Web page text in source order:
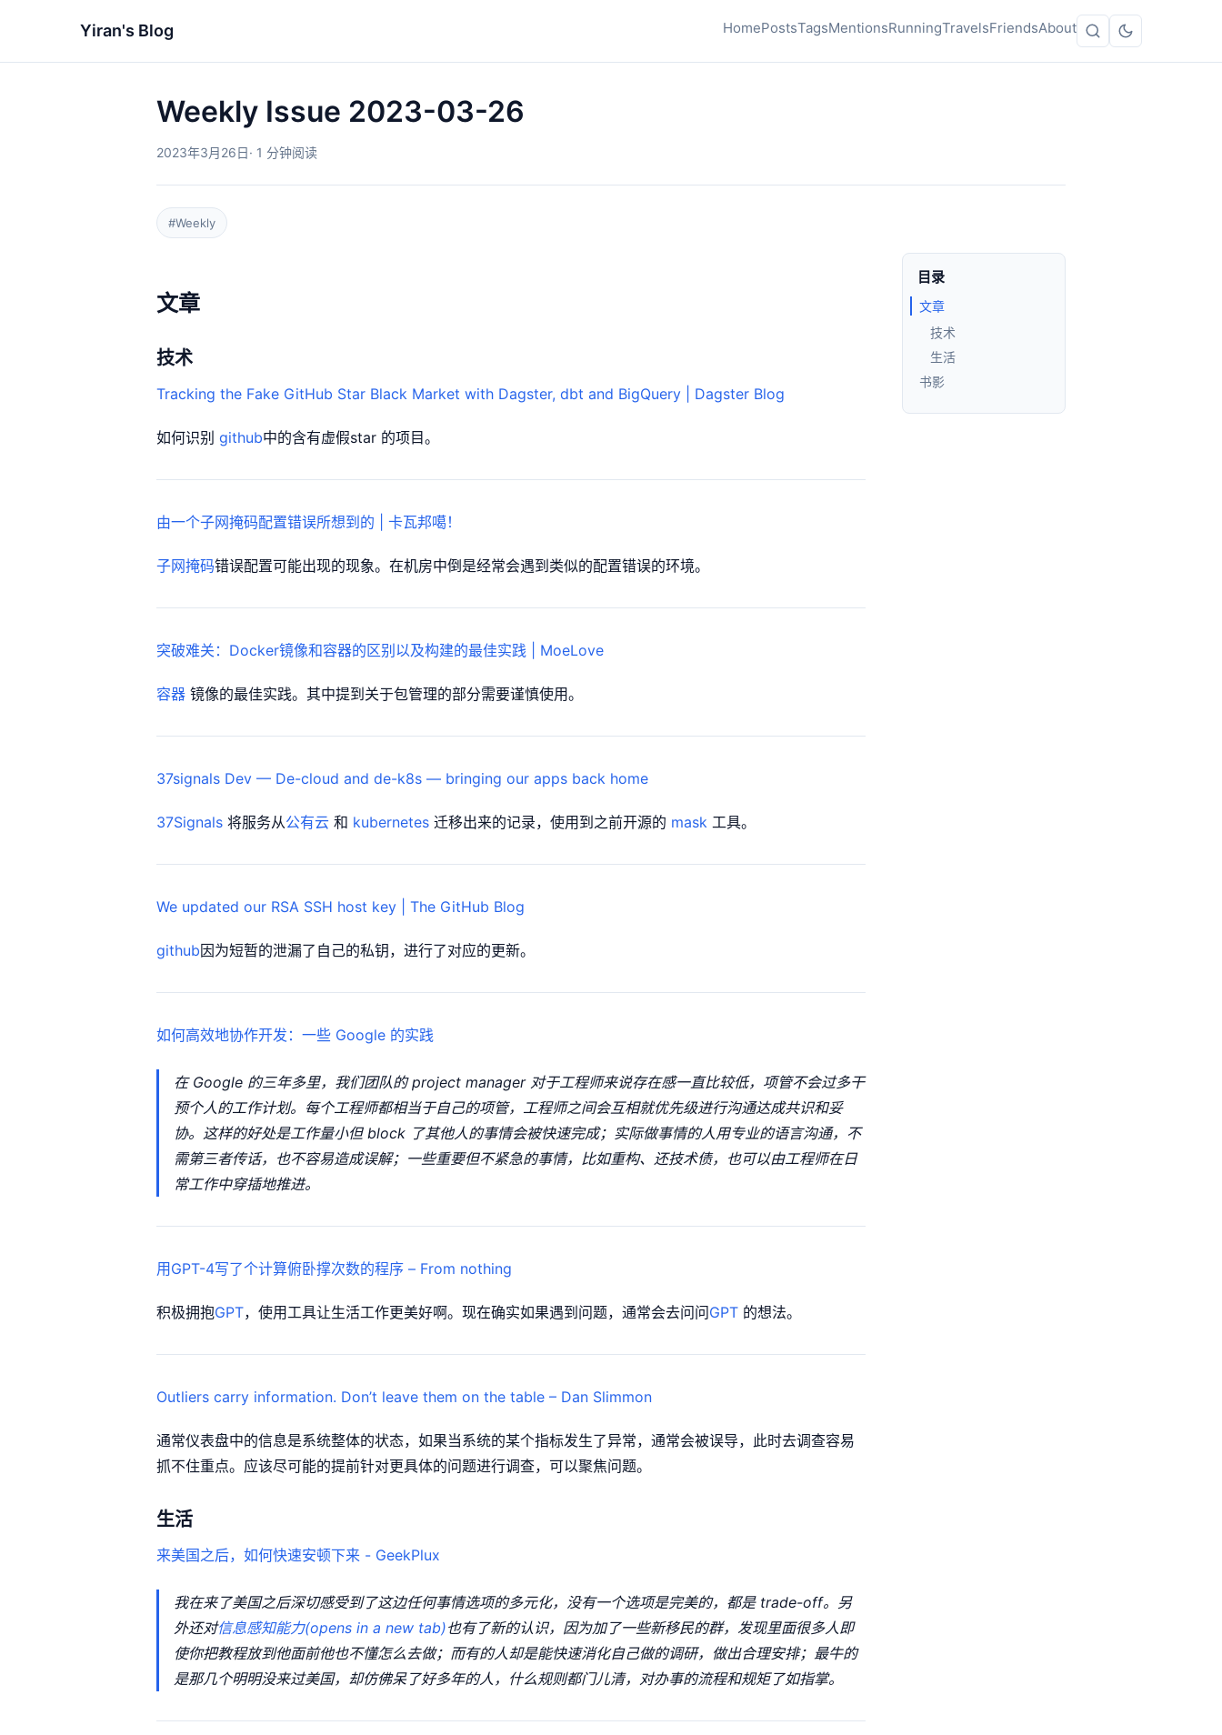
Yiran's Blog HomePostsTagsMentionsRunningTravelsFriendsAbout
Weekly Issue 2023-03-26
2023年3月26日· 1 分钟阅读
#Weekly
文章
技术
Tracking the Fake GitHub Star Black Market with Dagster, dbt and BigQuery | Dagster Blog
如何识别 github中的含有虚假star 的项目。
由一个子网掩码配置错误所想到的 | 卡瓦邦噶！
子网掩码错误配置可能出现的现象。在机房中倒是经常会遇到类似的配置错误的环境。
突破难关：Docker镜像和容器的区别以及构建的最佳实践 | MoeLove
容器 镜像的最佳实践。其中提到关于包管理的部分需要谨慎使用。
37signals Dev — De-cloud and de-k8s — bringing our apps back home
37Signals 将服务从公有云 和 kubernetes 迁移出来的记录，使用到之前开源的 mask 工具。
We updated our RSA SSH host key | The GitHub Blog
github因为短暂的泄漏了自己的私钥，进行了对应的更新。
如何高效地协作开发：一些 Google 的实践
在 Google 的三年多里，我们团队的 project manager 对于工程师来说存在感一直比较低，项管不会过多干
预个人的工作计划。每个工程师都相当于自己的项管，工程师之间会互相就优先级进行沟通达成共识和妥
协。这样的好处是工作量小但 block 了其他人的事情会被快速完成；实际做事情的人用专业的语言沟通，不
需第三者传话，也不容易造成误解；一些重要但不紧急的事情，比如重构、还技术债，也可以由工程师在日
常工作中穿插地推进。
用GPT-4写了个计算俯卧撑次数的程序 – From nothing
积极拥抱GPT，使用工具让生活工作更美好啊。现在确实如果遇到问题，通常会去问问GPT 的想法。
Outliers carry information. Don’t leave them on the table – Dan Slimmon
通常仪表盘中的信息是系统整体的状态，如果当系统的某个指标发生了异常，通常会被误导，此时去调查容易
抓不住重点。应该尽可能的提前针对更具体的问题进行调查，可以聚焦问题。
生活
来美国之后，如何快速安顿下来 - GeekPlux
我在来了美国之后深切感受到了这边任何事情选项的多元化，没有一个选项是完美的，都是 trade-off。另
外还对信息感知能力(opens in a new tab)也有了新的认识，因为加了一些新移民的群，发现里面很多人即
使你把教程放到他面前他也不懂怎么去做；而有的人却是能快速消化自己做的调研，做出合理安排；最牛的
是那几个明明没来过美国，却仿佛呆了好多年的人，什么规则都门儿清，对办事的流程和规矩了如指掌。
目录
文章
技术
生活
书影